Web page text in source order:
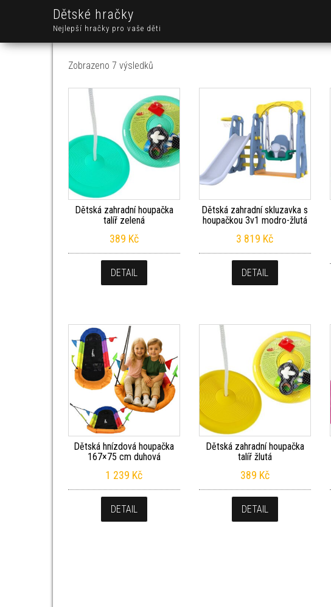
Dětské hračky
Nejlepší hračky pro vaše děti
Zobrazeno 7 výsledků
Dětská zahradní houpačka
talíř zelená
389 Kč
DETAIL
Dětská zahradní skluzavka s
houpačkou 3v1 modro-žlutá
3 819 Kč
DETAIL
Dětská hnízdová houpačka
167×75 cm duhová
1 239 Kč
DETAIL
Dětská zahradní houpačka
talíř žlutá
389 Kč
DETAIL